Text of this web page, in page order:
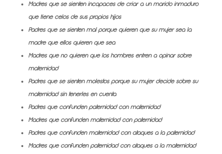
Madres que se sienten incapaces de criar a un marido inmaduro
que tiene celos de sus propios hijos
Padres que se sienten mal porque quieren que su mujer sea la
madre que ellos quieren que sea
Madres que no quieren que los hombres entren a opinar sobre
maternidad
Padres que se sienten molestos porque su mujer decide sobre su
maternidad sin tenerles en cuenta
Padres que confunden paternidad con maternidad
Madres que confunden maternidad con paternidad
Padres que confunden maternidad con ataques a la paternidad
Madres que confunden paternidad con ataques a la maternidad